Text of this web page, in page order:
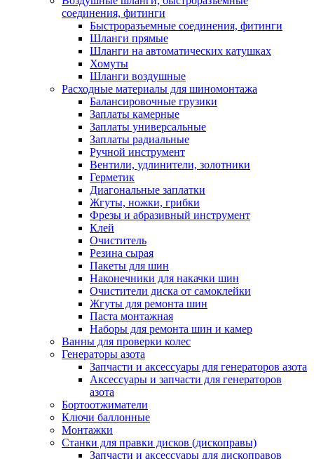
соединения, фитинги
Быстроразъемные соединения, фитинги
Шланги прямые
Шланги на автоматических катушках
Хомуты
Шланги воздушные
Расходные материалы для шиномонтажа
Балансировочные грузики
Заплаты камерные
Заплаты универсальные
Заплаты радиальные
Ручной инструмент
Вентили, удлинители, золотники
Герметик
Диагональные заплатки
Жгуты, ножки, грибки
Фрезы и абразивный инструмент
Клей
Очиститель
Резина сырая
Пакеты для шин
Наконечники для накачки шин
Очистители диска от самоклейки
Жгуты для ремонта шин
Паста монтажная
Наборы для ремонта шин и камер
Ванны для проверки колес
Генераторы азота
Запчасти и аксессуары для генераторов азота
Аксессуары и запчасти для генераторов
азота
Бортоотжиматели
Ключи баллонные
Монтажки
Станки для правки дисков (дископравы)
Запчасти и аксессуары для дископравов